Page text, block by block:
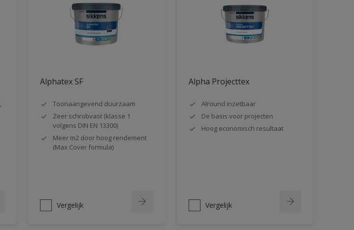
Alphatex SF
Toonaangevend duurzaam
Zeer schrobvast (klasse 1
volgens DIN EN 13300)
Meer m2 door hoog rendement
(Max Cover formula)
Vergelijk
Alpha Projecttex
Alround inzetbaar
De basis voor projecten
Hoog economisch resultaat
Vergelijk